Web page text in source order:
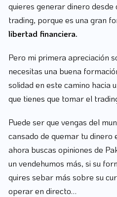
quieres generar dinero
trading, porque es una gran
libertad financiera.
Pero mi primera apreciación
necesitas una buena
solidad en este camino hacia
que tienes que tomar el
Puede ser que vengas del
cansado de quemar tu dinero
ahora buscas opiniones de
un vendehumos más, si su
quires sebar más sobre su
operar en directo…